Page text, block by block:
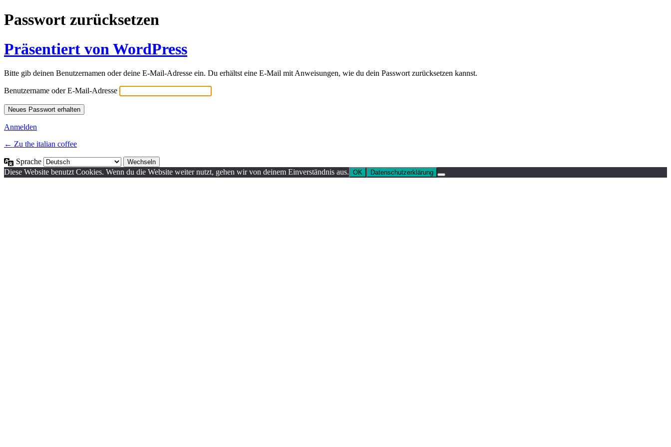
Passwort zurücksetzen
Präsentiert von WordPress
Bitte gib deinen Benutzernamen oder deine E-Mail-Adresse ein. Du erhältst eine E-Mail mit Anweisungen, wie du dein Passwort zurücksetzen kannst.
Benutzername oder E-Mail-Adresse
Anmelden
← Zu the italian coffee
Sprache
Diese Website benutzt Cookies. Wenn du die Website weiter nutzt, gehen wir von deinem Einverständnis aus. OK Datenschutzerklärung